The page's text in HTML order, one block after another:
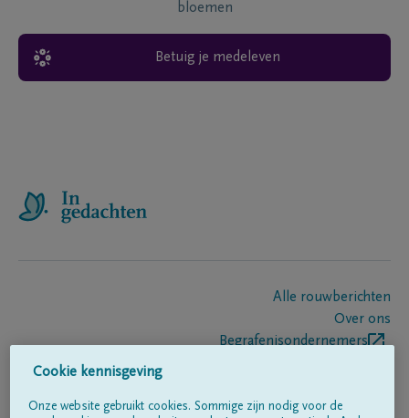
bloemen
Betuig je medeleven
Alle rouwberichten
Over ons
Begrafenisondernemers
Cookie kennisgeving
Onze website gebruikt cookies. Sommige zijn nodig voor de